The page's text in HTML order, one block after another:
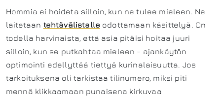
Hommia ei hoideta silloin, kun ne tulee mieleen. Ne
laitetaan tehtävälistalle odottamaan käsittelyä. On
todella harvinaista, että asia pitäisi hoitaa juuri
silloin, kun se putkahtaa mieleen - ajankäytön
optimointi edellyttää tiettyä kurinalaisuutta. Jos
tarkoituksena oli tarkistaa tilinumero, miksi piti
mennä klikkaamaan punaisena kirkuvaa